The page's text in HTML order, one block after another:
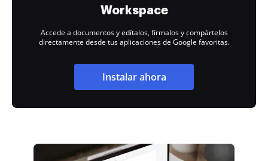
Workspace
Accede a documentos y edítalos, fírmalos y compártelos
directamente desde tus aplicaciones de Google favoritas.
Instalar ahora